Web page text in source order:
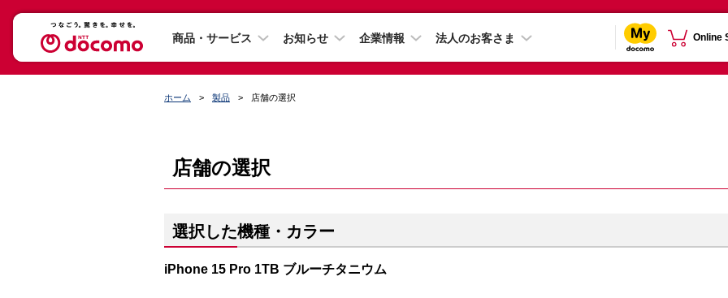
商品・サービス お知らせ 企業情報 法人のお客さま Online
ホーム 製品 店舗の選択
店舗の選択
選択した機種・カラー
iPhone 15 Pro 1TB ブルーチタニウム